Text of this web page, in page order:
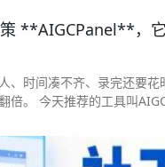
**AIGCPanel**，
时间凑不齐、录完还要花
倍。 今天推荐的工具叫